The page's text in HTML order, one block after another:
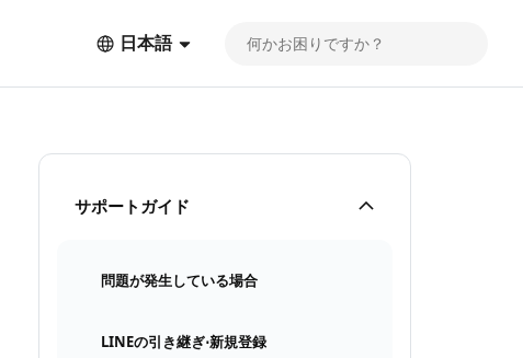
日本語
サポートガイド
問題が発生している場合
LINEの引き継ぎ⋅新規登録